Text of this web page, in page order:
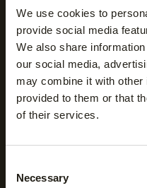
We use cookies to
provide social media
We also share
our social media,
may combine it with other
provided to them or that
of their services.
Selection
Necessary
The Indian
aanwezig
beweegt
Van
ons op locatie, ontdek
ervaar onze
merchandising en